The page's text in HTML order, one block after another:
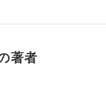
著者